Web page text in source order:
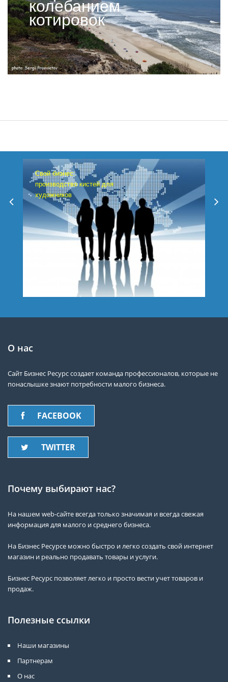
колебанием
котировок
Свой бизнес:
производство кистей для
художников
О нас
Сайт Бизнес Ресурс создает команда профессионалов, которые не
понаслышке знают потребности малого бизнеса.
FACEBOOK
TWITTER
Почему выбирают нас?
На нашем web-сайте всегда только значимая и всегда свежая
информация для малого и среднего бизнеса.
На Бизнес Ресурсе можно быстро и легко создать свой интернет
магазин и реально продавать товары и услуги.
Бизнес Ресурс позволяет легко и просто вести учет товаров и
продаж.
Полезные ссылки
Наши магазины
Партнерам
О нас